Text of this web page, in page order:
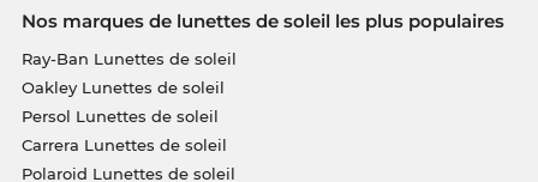
Nos marques de lunettes de soleil les plus populaires
Ray-Ban Lunettes de soleil
Oakley Lunettes de soleil
Persol Lunettes de soleil
Carrera Lunettes de soleil
Polaroid Lunettes de soleil